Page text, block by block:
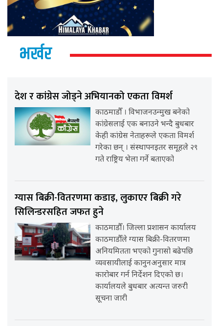
भर्खर
देश र कांग्रेस जोड्ने अभियानको एकता विमर्श
काठमाडौँ । विभाजनउन्मुख बनेको
कांग्रेसलाई एक बनाउने भन्दै बुधबार
केही कांग्रेस नेताहरूले एकता विमर्श
गरेका छन् । संस्थापनइतर समूहले २९
गते राष्ट्रिय भेला गर्ने बताएको
ग्यास बिक्री-वितरणमा कडाइ, लुकाएर बिक्री गरे
सिलिन्डरसहित जफत हुने
काठमाडौँ। जिल्ला प्रशासन कार्यालय
काठमाडौँले ग्यास बिक्री-वितरणमा
अनियमितता भएको गुनासो बढेपछि
व्यवसायीलाई कानुनअनुसार मात्र
कारोबार गर्न निर्देशन दिएको छ।
कार्यालयले बुधबार अत्यन्त जरुरी
सूचना जारी